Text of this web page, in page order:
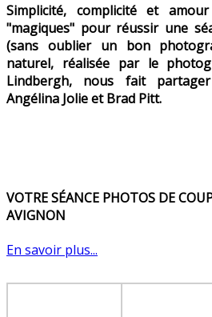
Simplicité, complicité et
"magiques" pour réussir une
(sans oublier un bon
naturel, réalisée par le
Lindbergh, nous fait
Angélina Jolie et Brad Pitt.
VOTRE SÉANCE PHOTOS DE
AVIGNON
En savoir plus...